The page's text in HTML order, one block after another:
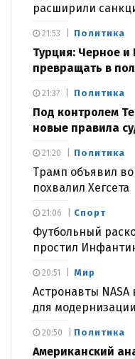
расширили
Политика
Турция: Черное и
превращать в
21:53
Политика
Под контролем
новые правила
21:37
Политика
Трамп объявил
похвалил Хегсета
21:20
Спорт
Футбольный
простил
21:06
Мир
Астронавты
для
20:51
Политика
Американский
20:50